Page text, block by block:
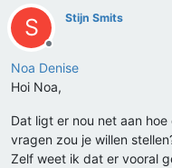
S
Offline
Stijn Smits
Noa Denise
Hoi Noa,
Dat ligt er nou net aan
vragen zou je willen
Zelf weet ik dat er vooral